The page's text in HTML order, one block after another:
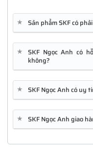
★ Sản phẩm SKF có
★ SKF Ngọc Anh có
không?
★ SKF Ngọc Anh có uy
★ SKF Ngọc Anh giao